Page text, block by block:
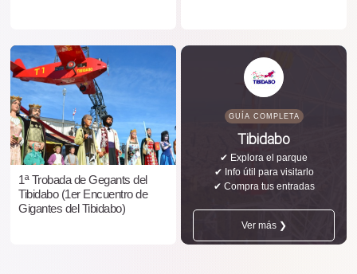
1ª Trobada de Gegants del
Tibidabo (1er Encuentro de
Gigantes del Tibidabo)
GUÍA COMPLETA
Tibidabo
✔ Explora el parque
✔ Info útil para visitarlo
✔ Compra tus entradas
Ver más ❯